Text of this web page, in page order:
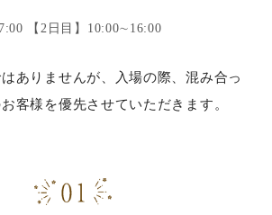
【2日目】10:00∼16:00
ありませんが、入場の際、混み合っ
客様を優先させていただきます。